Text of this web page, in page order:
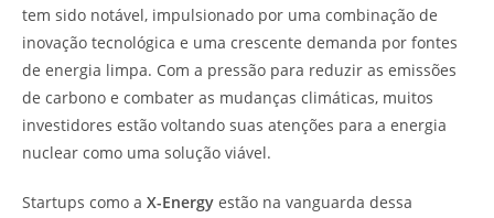
tem sido notável, impulsionado por uma combinação de
inovação tecnológica e uma crescente demanda por fontes
de energia limpa. Com a pressão para reduzir as emissões
de carbono e combater as mudanças climáticas, muitos
investidores estão voltando suas atenções para a energia
nuclear como uma solução viável.
Startups como a X-Energy estão na vanguarda dessa